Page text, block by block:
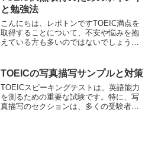
でを、わかりやす...
と勉強法
こんにちは、レポトンですTOEIC満点を
取得することについて、不安や悩みを抱
えている方も多いのではないでしょう
します！レポトンこの記事は次のような
人におすすめ！TO...
TOEICの写真描写サンプルと対策
TOEICスピーキングテストは、英語能力
を測るための重要な試験です。特に、写
真描写のセクションは、多くの受験者に